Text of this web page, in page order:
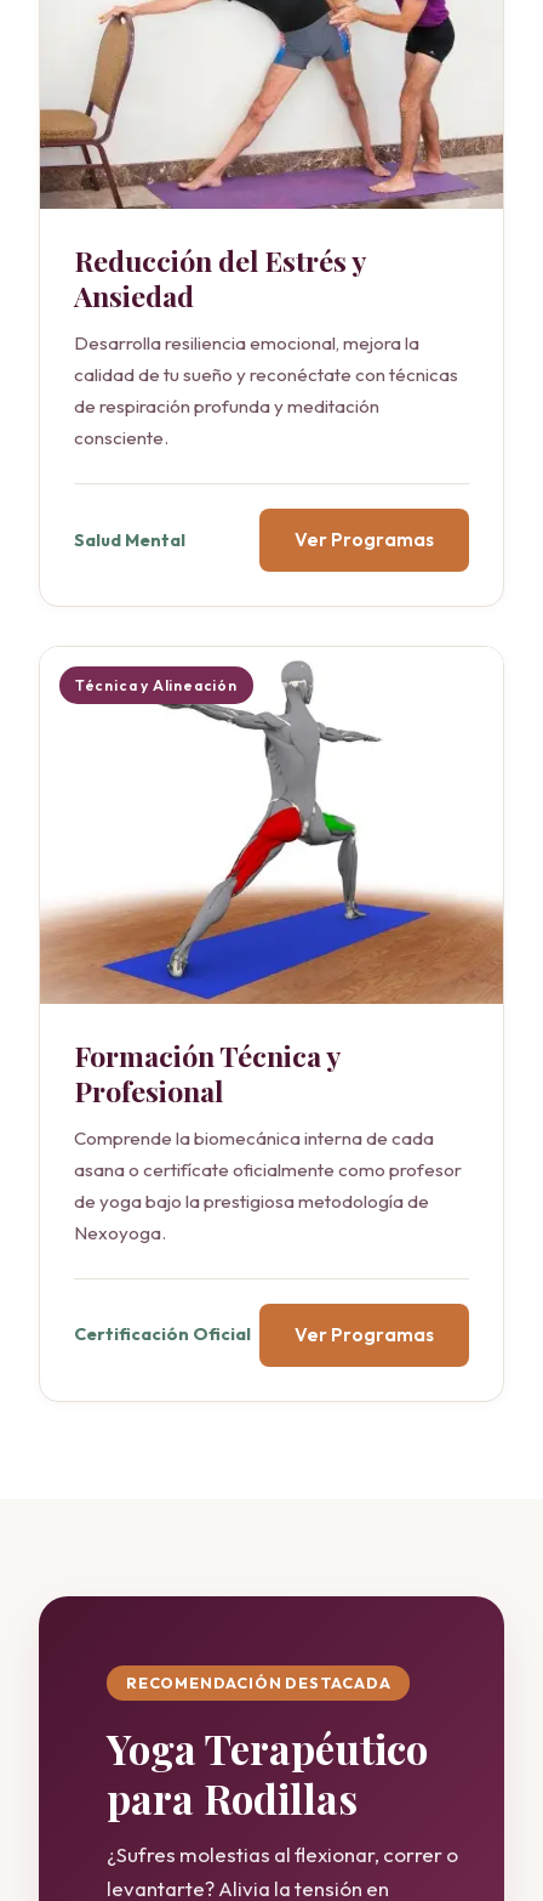
Reducción del Estrés y
Ansiedad
Desarrolla resiliencia emocional, mejora la
calidad de tu sueño y reconéctate con técnicas
de respiración profunda y meditación
consciente.
Salud Mental Ver Programas
Técnica y Alineación
Formación Técnica y
Profesional
Comprende la biomecánica interna de cada
asana o certifícate oficialmente como profesor
de yoga bajo la prestigiosa metodología de
Nexoyoga.
Certificación Oficial Ver Programas
RECOMENDACIÓN DESTACADA
Yoga Terapéutico
para Rodillas
¿Sufres molestias al flexionar, correr o
levantarte? Alivia la tensión en